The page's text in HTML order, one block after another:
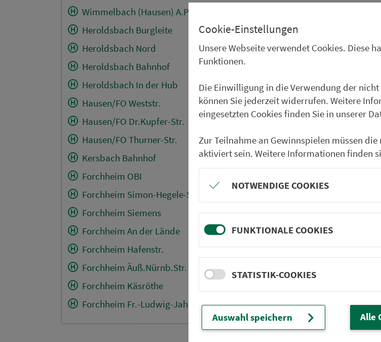
Wimmelbach (Hausen) A.Poststr.
Heroldsbach Burgleite
Heroldsbach Nord
Heroldsbach Bahnhof
Heroldsbach In der Hub
Hausen/FO Weststr.
Hausen/FO Dr.Kupfer-Str.
Hausen/FO Thurner-Str.
Kersbach Bahnhof
Forchheim OBI
Forchheim Simon-Hegele-Straße
Forchheim Siemens
Forchheim An der Lände
Forchheim Hafenstr.
Forchheim Äuß.Nürnb.Str.
Forchheim Käsröthe
Forchheim Fr.-Ludwig-Jahn-Str.
Cookie-Einstellungen
Unsere Webseite verwendet Cookies. Diese
Funktionen.
Die Einwilligung in die Verwendung der
können Sie jederzeit widerrufen. Weitere
eingesetzten Cookies finden Sie in unserer
Zur Teilnahme an Gewinnspielen müssen
aktiviert sein. Weitere Informationen finden
NOTWENDIGE COOKIES
FUNKTIONALE COOKIES
STATISTIK-COOKIES
Auswahl speichern Alle